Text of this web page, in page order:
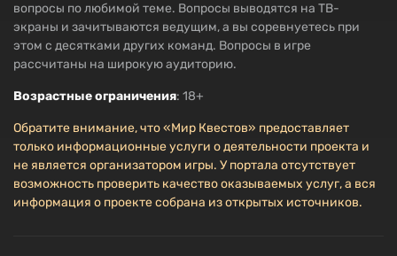
вопросы по любимой теме. Вопросы выводятся на ТВ-
экраны и зачитываются ведущим, а вы соревнуетесь при
этом с десятками других команд. Вопросы в игре
рассчитаны на широкую аудиторию.
Возрастные ограничения: 18+
Обратите внимание, что «Мир Квестов» предоставляет
только информационные услуги о деятельности проекта и
не является организатором игры. У портала отсутствует
возможность проверить качество оказываемых услуг, а вся
информация о проекте собрана из открытых источников.